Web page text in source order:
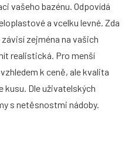
vašeho bazénu. Odpovídá
a vcelku levné. Zda
zejména na vašich
realistická. Pro menší
k ceně, ale kvalita
kusu. Dle uživatelských
s netěsnostmi nádoby.